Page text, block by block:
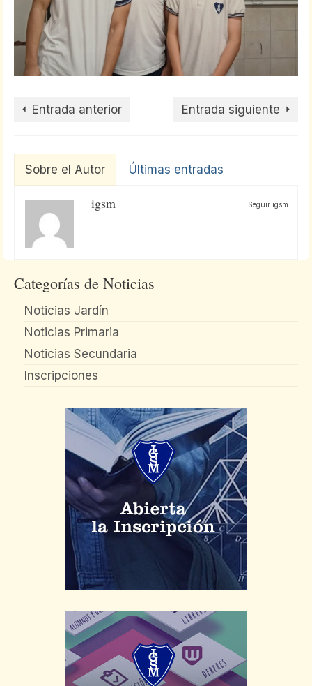
Entrada anterior Entrada siguiente
Sobre el Autor Últimas entradas
Seguir igsm:
igsm
Categorías de Noticias
Noticias Jardín
Noticias Primaria
Noticias Secundaria
Inscripciones